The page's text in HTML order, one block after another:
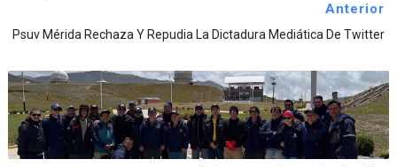
Anterior
Psuv Mérida Rechaza Y Repudia La Dictadura Mediática De Twitter